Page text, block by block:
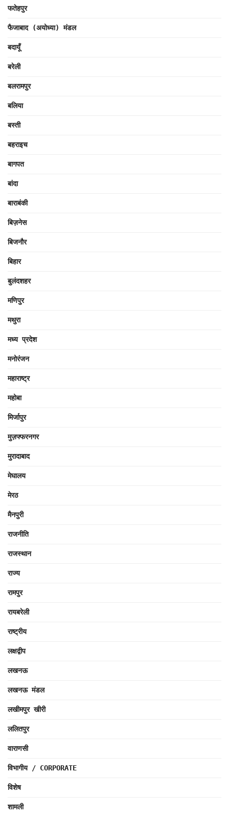
फतेहपुर
फैजाबाद (अयोध्या) मंडल
बदायूँ
बरेली
बलरामपुर
बलिया
बस्ती
बहराइच
बागपत
बांदा
बाराबंकी
बिज़नेस
बिजनौर
बिहार
बुलंदशहर
मणिपुर
मथुरा
मध्य प्रदेश
मनोरंजन
महाराष्ट्र
महोबा
मिर्जापुर
मुज़फ्फरनगर
मुरादाबाद
मेघालय
मेरठ
मैनपुरी
राजनीति
राजस्थान
राज्य
रामपुर
रायबरेली
राष्ट्रीय
लक्षद्वीप
लखनऊ
लखनऊ मंडल
लखीमपुर खीरी
ललितपुर
वाराणसी
विभागीय / CORPORATE
विशेष
शामली